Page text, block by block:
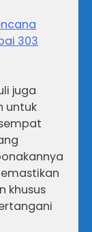
303
juga
untuk
khusus